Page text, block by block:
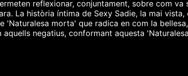
reflexionar, conjuntament, sobre com
La història íntima de Sexy Sadie, la mai
morta' que radica en com la
negatius, conformant aquesta
temps, amb les coses que encara brillen, i amb